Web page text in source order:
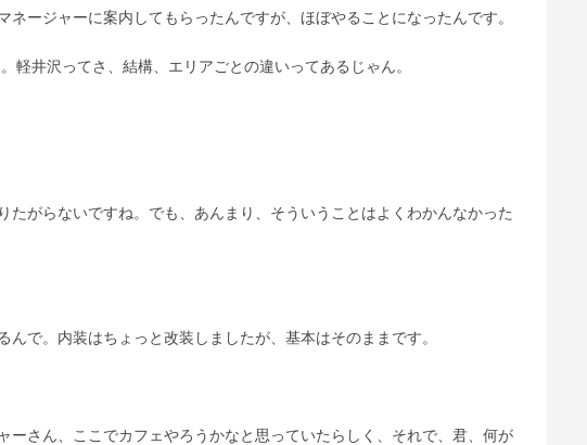
ージャーに案内してもらったんですが、ほぼやることになったんです。
軽井沢ってさ、結構、エリアごとの違いってあるじゃん。
たがらないですね。でも、あんまり、そういうことはよくわかんなかった
んで。内装はちょっと改装しましたが、基本はそのままです。
ーさん、ここでカフェやろうかなと思っていたらしく、それで、君、何が